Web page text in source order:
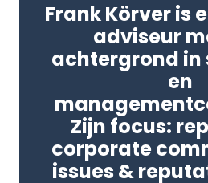
Frank Körver is
adviseur
achtergrond
en
Zijn focus:
corporate
issues &